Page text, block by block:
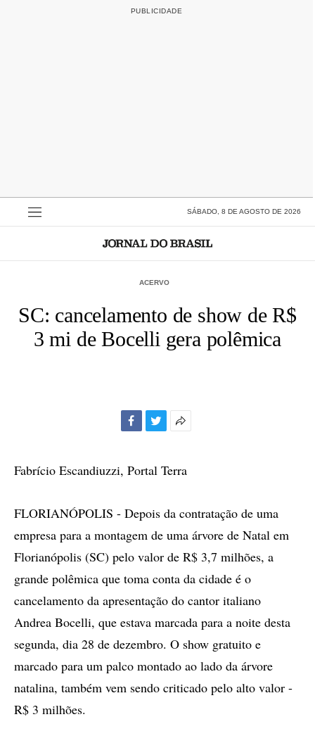
SÁBADO, 8 DE AGOSTO DE 2026
ACERVO
SC: cancelamento de show de R$
3 mi de Bocelli gera polêmica
compartilhamento
Fabrício Escandiuzzi, Portal Terra
FLORIANÓPOLIS - Depois da contratação de uma
empresa para a montagem de uma árvore de Natal em
Florianópolis (SC) pelo valor de R$ 3,7 milhões, a
grande polêmica que toma conta da cidade é o
cancelamento da apresentação do cantor italiano
Andrea Bocelli, que estava marcada para a noite desta
segunda, dia 28 de dezembro. O show gratuito e
marcado para um palco montado ao lado da árvore
natalina, também vem sendo criticado pelo alto valor -
R$ 3 milhões.